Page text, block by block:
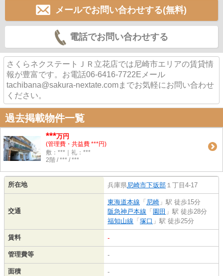
メールでお問い合わせする(無料)
電話でお問い合わせする
さくらネクステートＪＲ立花店では尼崎市エリアの賃貸情
報が豊富です。お電話06-6416-7722Eメール
tachibana@sakura-nextate.comまでお気軽にお問い合わせ
ください。
過去掲載物件一覧
***万円
(管理費・共益費 ***円)
敷：***｜礼：***
2階 / *** / ***
所在地 兵庫県 尼崎市下坂部 １丁目4-17
交通
東海道本線 「 尼崎 」駅 徒歩15分
阪急神戸本線 「 園田 」駅 徒歩28分
福知山線 「 塚口 」駅 徒歩25分
賃料 -
管理費等 -
面積 -